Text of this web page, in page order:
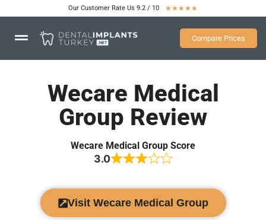
Our Customer Rate Us 9.2 / 10 ★★★★★
Compare Prices
Wecare Medical
Group Review
Wecare Medical Group Score
3.0
Visit Wecare Medical Group